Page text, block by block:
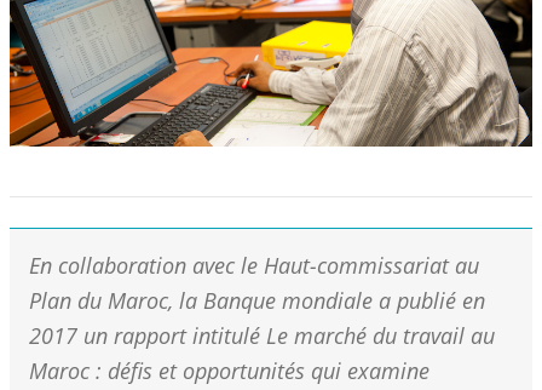
En collaboration avec le Haut-commissariat au
Plan du Maroc, la Banque mondiale a publié en
2017 un rapport intitulé Le marché du travail au
Maroc : défis et opportunités qui examine